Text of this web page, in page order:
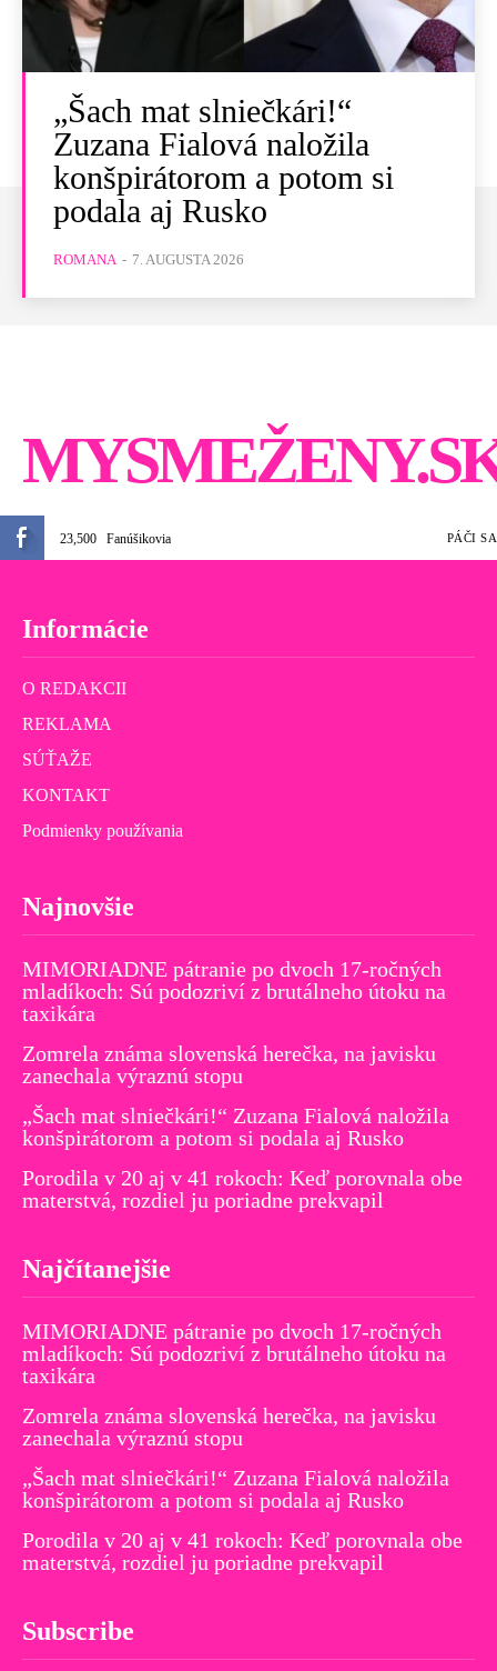
„Šach mat slniečkári!“
Zuzana Fialová naložila
konšpirátorom a potom si
podala aj Rusko
ROMANA - 7. AUGUSTA 2026
23,500 Fanúšikovia PÁČI SA
Informácie
O REDAKCII
REKLAMA
SÚŤAŽE
KONTAKT
Podmienky používania
Najnovšie
MIMORIADNE pátranie po dvoch 17-ročných
mladíkoch: Sú podozriví z brutálneho útoku na
taxikára
Zomrela známa slovenská herečka, na javisku
zanechala výraznú stopu
„Šach mat slniečkári!“ Zuzana Fialová naložila
konšpirátorom a potom si podala aj Rusko
Porodila v 20 aj v 41 rokoch: Keď porovnala obe
materstvá, rozdiel ju poriadne prekvapil
Najčítanejšie
MIMORIADNE pátranie po dvoch 17-ročných
mladíkoch: Sú podozriví z brutálneho útoku na
taxikára
Zomrela známa slovenská herečka, na javisku
zanechala výraznú stopu
„Šach mat slniečkári!“ Zuzana Fialová naložila
konšpirátorom a potom si podala aj Rusko
Porodila v 20 aj v 41 rokoch: Keď porovnala obe
materstvá, rozdiel ju poriadne prekvapil
Subscribe